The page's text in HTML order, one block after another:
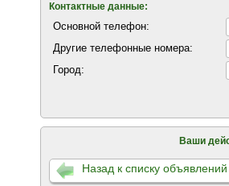
Контактные данные:
Основной телефон:
Другие телефонные номера:
Город:
Ваши
Назад к списку объявлений